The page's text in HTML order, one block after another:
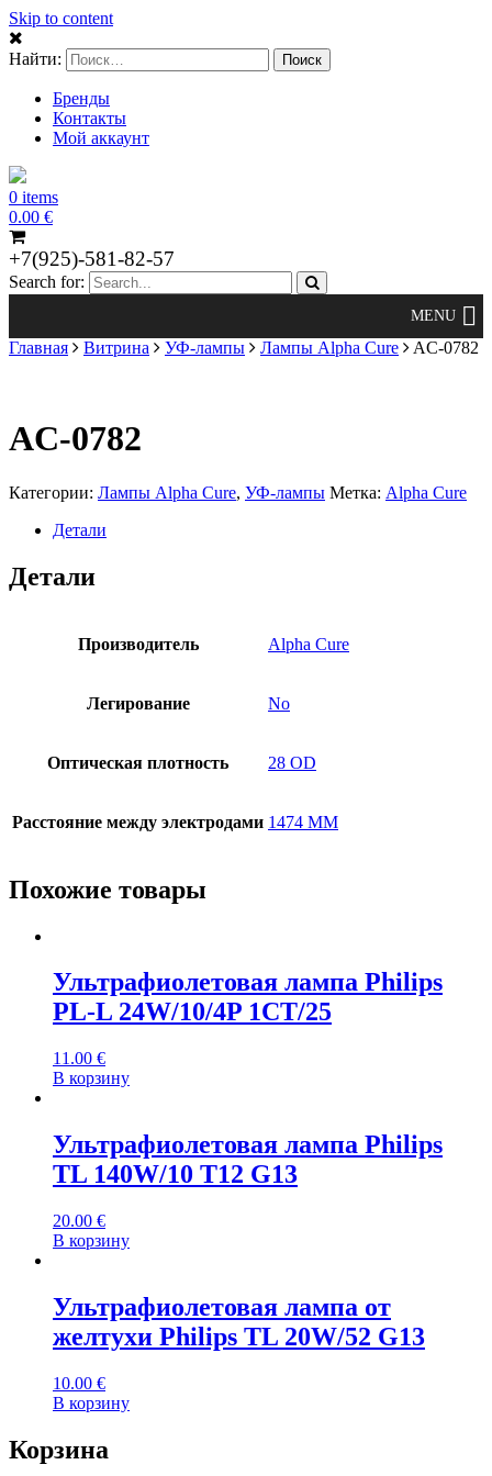
Skip to content
Найти:
Бренды
Контакты
Мой аккаунт
0 items
0.00 €
+7(925)-581-82-57
Search for:
Главная Витрина УФ-лампы Лампы Alpha Cure AC-0782
AC-0782
Категории: Лампы Alpha Cure, УФ-лампы Метка: Alpha Cure
Детали
Детали
Производитель Alpha Cure
Легирование No
Оптическая плотность 28 OD
Расстояние между электродами 1474 MM
Похожие товары
Ультрафиолетовая лампа Philips
PL-L 24W/10/4P 1CT/25
11.00 €
В корзину
Ультрафиолетовая лампа Philips
TL 140W/10 T12 G13
20.00 €
В корзину
Ультрафиолетовая лампа от
желтухи Philips TL 20W/52 G13
10.00 €
В корзину
Корзина